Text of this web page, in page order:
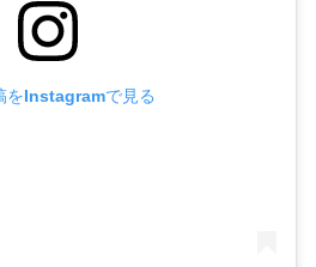
をInstagramで見る